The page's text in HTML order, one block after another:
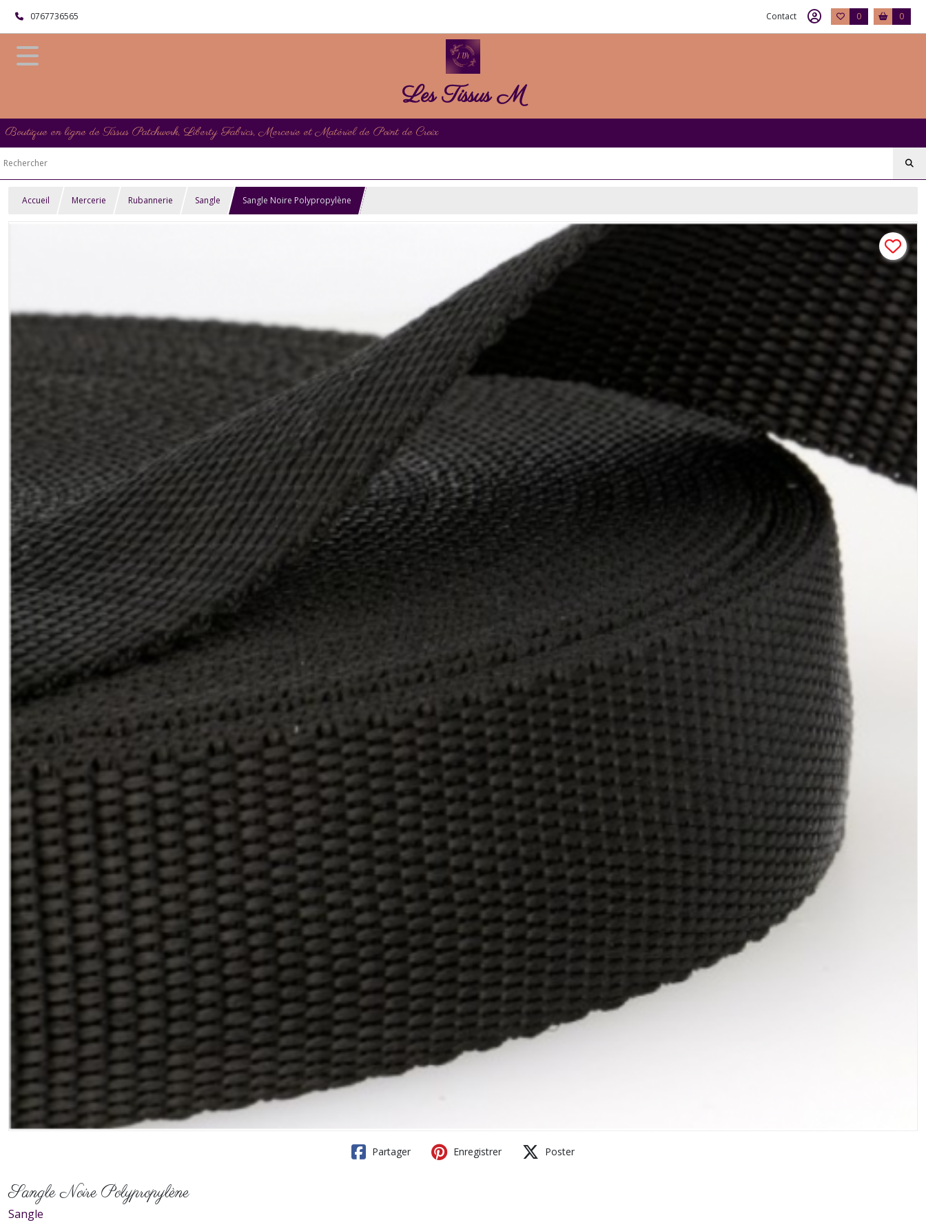
0767736565 Contact 0 0
Les Tissus M
Boutique en ligne de Tissus Patchwork, Liberty Fabrics, Mercerie et Matériel de Point de Croix
Accueil Mercerie Rubannerie Sangle Sangle Noire Polypropylène
Partager Enregistrer Poster
Sangle Noire Polypropylène
Sangle